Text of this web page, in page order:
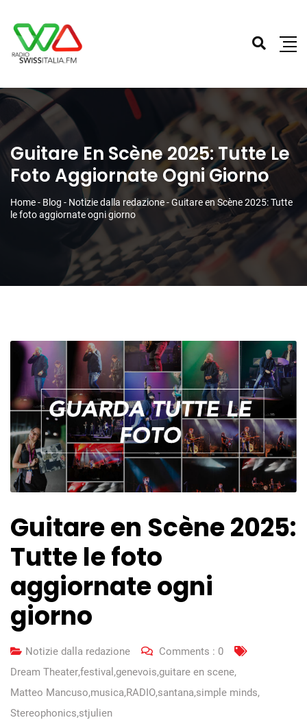
Guitare En Scène 2025: Tutte Le
Foto Aggiornate Ogni Giorno
Home- Blog - Notizie dalla redazione-Guitare en Scène 2025: Tutte
le foto aggiornate ogni giorno
Guitare en Scène 2025:
Tutte le foto
aggiornate ogni
giorno
Notizie dalla redazione Comments : 0
Dream Theater,festival ,genevois,guitare en scene,
Matteo Mancuso,musica,RADIO,santana,simple minds,
Stereophonics,stjulien